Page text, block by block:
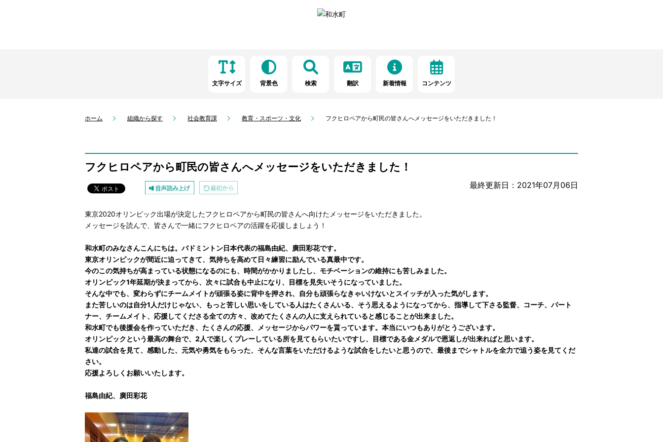
文字サイズ 背景色 検索 翻訳 新着情報 コンテンツ
ホーム 組織から探す 社会教育課 教育・スポーツ・文化 フクヒロペアから町民の皆さんへメッセージをいただきました！
フクヒロペアから町民の皆さんへメッセージをいただきました！
最終更新日：2021年07月06日
東京2020オリンピック出場が決定したフクヒロペアから町民の皆さんへ向けたメッセージをいただきました。
メッセージを読んで、皆さんで一緒にフクヒロペアの活躍を応援しましょう！
和水町のみなさんこんにちは。バドミントン日本代表の福島由紀、廣田彩花です。
東京オリンピックが間近に迫ってきて、気持ちを高めて日々練習に励んでいる真最中です。
今のこの気持ちが高まっている状態になるのにも、時間がかかりましたし、モチベーションの維持にも苦しみました。
オリンピック1年延期が決まってから、次々に試合も中止になり、目標を見失いそうになっていました。
そんな中でも、変わらずにチームメイトが頑張る姿に背中を押され、自分も頑張らなきゃいけないとスイッチが入った気がします。
また苦しいのは自分1人だけじゃない、もっと苦しい思いをしている人はたくさんいる、そう思えるようになってから、指導して下さる監督、コーチ、パート
ナー、チームメイト、応援してくださる全ての方々、改めてたくさんの人に支えられていると感じることが出来ました。
和水町でも後援会を作っていただき、たくさんの応援、メッセージからパワーを貰っています。本当にいつもありがとうございます。
オリンピックという最高の舞台で、2人で楽しくプレーしている所を見てもらいたいですし、目標である金メダルで恩返しが出来ればと思います。
私達の試合を見て、感動した、元気や勇気をもらった、そんな言葉をいただけるような試合をしたいと思うので、最後までシャトルを全力で追う姿を見てくだ
さい。
応援よろしくお願いいたします。
福島由紀、廣田彩花